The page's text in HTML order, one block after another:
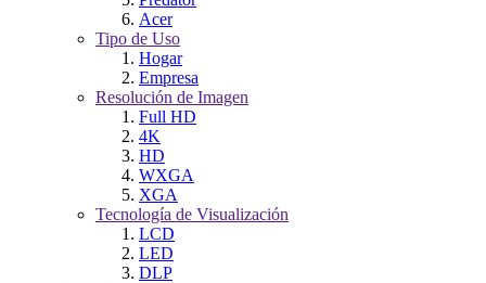
Acer
Tipo de Uso
Hogar
Empresa
Resolución de Imagen
Full HD
4K
HD
WXGA
XGA
Tecnología de Visualización
LCD
LED
DLP